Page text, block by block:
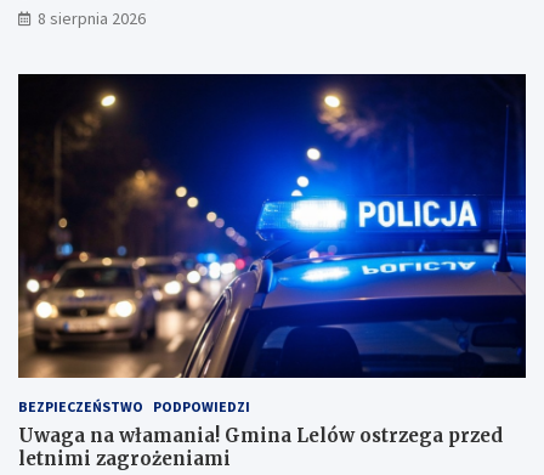
8 sierpnia 2026
BEZPIECZEŃSTWO PODPOWIEDZI
Uwaga na włamania! Gmina Lelów ostrzega przed
letnimi zagrożeniami